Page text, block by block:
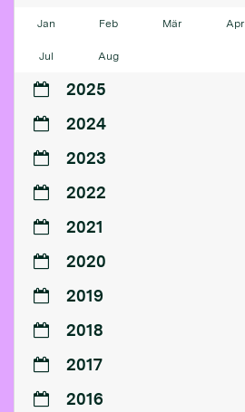
Jan Feb Mär Apr
Jul Aug
2025
2024
2023
2022
2021
2020
2019
2018
2017
2016